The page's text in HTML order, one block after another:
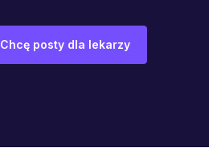
Chcę posty dla lekarzy